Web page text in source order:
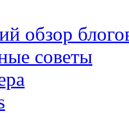
обзор
советы